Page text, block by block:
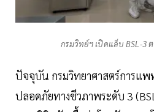
กรมวิทย์ฯ เปิดแล็บ BSL-3
ปัจจุบัน กรมวิทยาศาสตร์การแ
ปลอดภัยทางชีวภาพระดับ 3